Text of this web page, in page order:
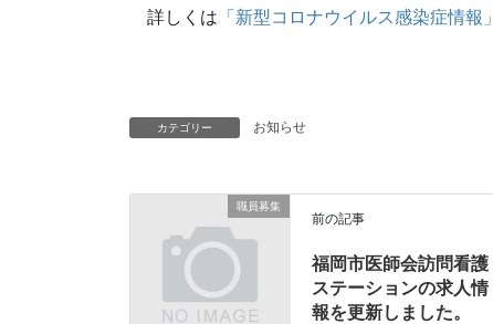
詳しくは 「新型コロナウイルス感染症情報」
カテゴリー お知らせ
職員募集
前の記事
福岡市医師会訪問看護
ステーションの求人情
報を更新しました。